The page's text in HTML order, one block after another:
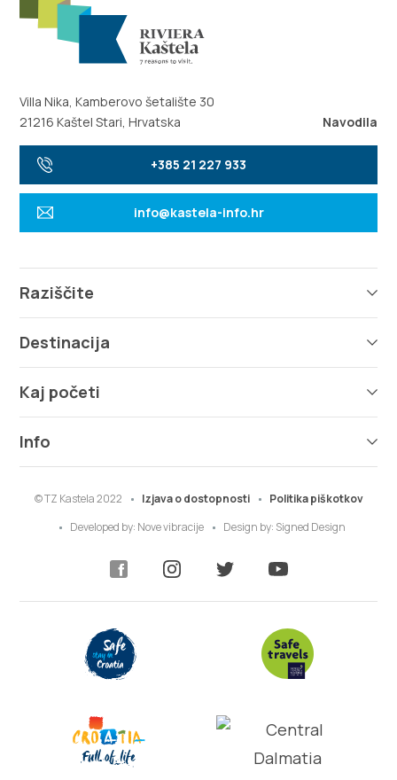
Villa Nika, Kamberovo šetalište 30
21216 Kaštel Stari, Hrvatska
Navodila
+385 21 227 933
info@kastela-info.hr
Raziščite
Destinacija
Kaj početi
Info
© TZ Kastela 2022 Izjava o dostopnosti
Politika piškotkov
Developed by: Nove vibracije Design by: Signed Design